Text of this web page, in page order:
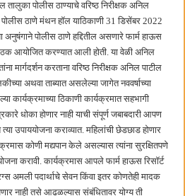
कामगारांना भरघोस पगारवाढ
पोलीस ठाण्याचे वरिष्ठ निरीक्षक अनिल
ठाणे मंथन हॉल याठिकाणी 31 डिसेंबर 2022
अनुषंगाने पोलीस ठाणे हद्दितील असणारे फार्म हाऊस
आयोजित करण्यात आली होती. या वेळी अनिल
मार्गदर्शन करताना वरिष्ठ निरीक्षक अनिल पाटील
अथवा ताब्यात असलेल्या जागेत नववर्षाच्या
कार्यक्रमाच्या ठिकाणी कार्यक्रमात सहभागी
धोका होणार नाही याची संपूर्ण जबाबदारी आपण
त्या उपाययोजना कराव्यात. महिलांची छेडछाड होणार
कोणी मद्यपान केले असल्यास त्यांना सुरक्षितपणे
करावी. कार्यक्रमास आपले फार्म हाऊस रिसॉर्ट
अमली पदार्थाचे सेवन किंवा इतर कोणतेही मादक
नाही तसे आढळल्यास संबंधितावर योग्य ती